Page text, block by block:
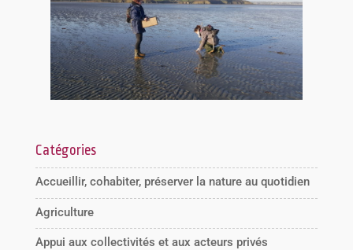
Catégories
Accueillir, cohabiter, préserver la nature au quotidien
Agriculture
Appui aux collectivités et aux acteurs privés